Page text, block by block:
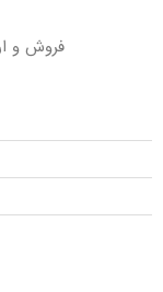
فروش و